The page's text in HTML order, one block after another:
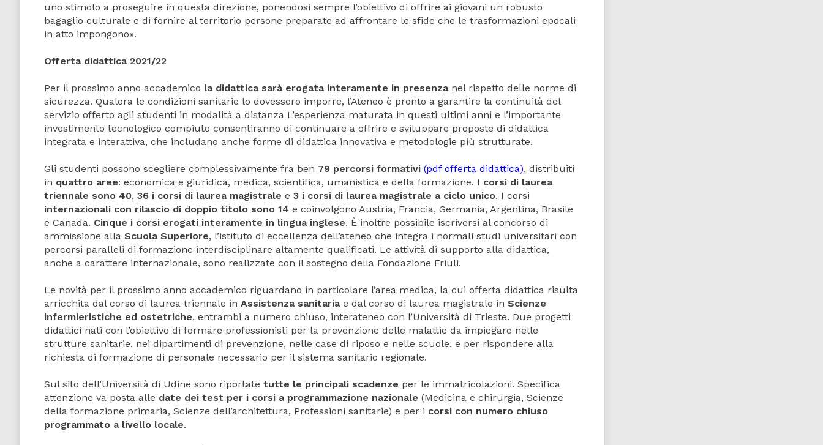
uno stimolo a proseguire in questa direzione, ponendosi sempre l’obiettivo di offrire ai giovani un robusto
bagaglio culturale e di fornire al territorio persone preparate ad affrontare le sfide che le trasformazioni epocali
in atto impongono».
Offerta didattica 2021/22
Per il prossimo anno accademico la didattica sarà erogata interamente in presenzanel rispetto delle norme di
sicurezza. Qualora le condizioni sanitarie lo dovessero imporre, l’Ateneo è pronto a garantire la continuità del
servizio offerto agli studenti in modalità a distanza L’esperienza maturata in questi ultimi anni e l’importante
investimento tecnologico compiuto consentiranno di continuare a offrire e sviluppare proposte di didattica
integrata e interattiva, che includano anche forme di didattica innovativa e metodologie più strutturate.
Gli studenti possono scegliere complessivamente fra ben 79 percorsi formativi (pdf offerta didattica), distribuiti
in quattro aree: economica e giuridica, medica, scientifica, umanistica e della formazione. I corsi di laurea
triennale sono 40, 36 i corsi di laurea magistrale e 3 i corsi di laurea magistrale a ciclo unico. I corsi
internazionali con rilascio di doppio titolo sono 14 e coinvolgono Austria, Francia, Germania, Argentina, Brasile
e Canada. Cinque i corsi erogati interamente in lingua inglese. È inoltre possibile iscriversi al concorso di
ammissione alla Scuola Superiore, l’istituto di eccellenza dell’ateneo che integra i normali studi universitari con
percorsi paralleli di formazione interdisciplinare altamente qualificati. Le attività di supporto alla didattica,
anche a carattere internazionale, sono realizzate con il sostegno della Fondazione Friuli.
Le novità per il prossimo anno accademico riguardano in particolare l’area medica, la cui offerta didattica risulta
arricchita dal corso di laurea triennale in Assistenza sanitariae dal corso di laurea magistrale in Scienze
infermieristiche ed ostetriche, entrambi a numero chiuso, interateneo con l’Università di Trieste. Due progetti
didattici nati con l’obiettivo di formare professionisti per la prevenzione delle malattie da impiegare nelle
strutture sanitarie, nei dipartimenti di prevenzione, nelle case di riposo e nelle scuole, e per rispondere alla
richiesta di formazione di personale necessario per il sistema sanitario regionale.
Sul sito dell’Università di Udine sono riportate tutte le principali scadenze per le immatricolazioni. Specifica
attenzione va posta alle date dei test per i corsi a programmazione nazionale (Medicina e chirurgia, Scienze
della formazione primaria, Scienze dell’architettura, Professioni sanitarie) e per i corsi con numero chiuso
programmato a livello locale.